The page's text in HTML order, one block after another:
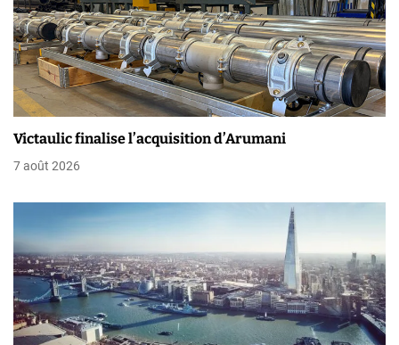
i
o
n
d
e
’
a
r
t
Victaulic finalise l’acquisition d’Arumani
7 août 2026